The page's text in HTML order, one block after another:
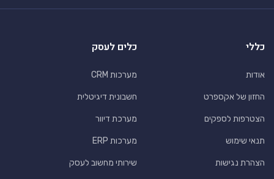
כללי
אודות
החזון של אקספרט
הצטרפות לספקים
תנאי שימוש
הצהרת נגישות
כלים לעסק
מערכות CRM
חשבונית דיגיטלית
מערכת דיוור
מערכות ERP
שירותי מחשוב לעסק